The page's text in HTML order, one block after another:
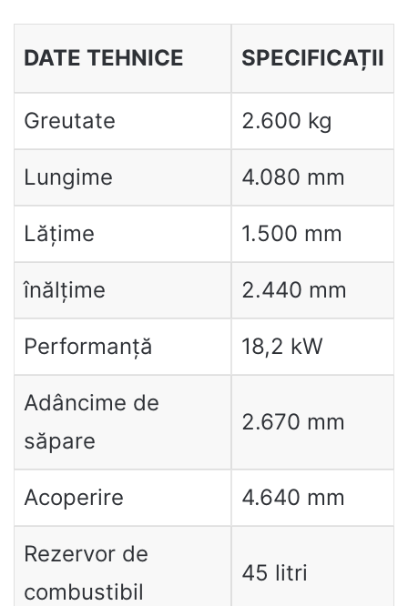
DATE TEHNICE SPECIFICAȚII
Greutate 2.600 kg
Lungime 4.080 mm
Lățime 1.500 mm
înălțime 2.440 mm
Performanță 18,2 kW
Adâncime de
săpare
2.670 mm
Acoperire 4.640 mm
Rezervor de
combustibil
45 litri